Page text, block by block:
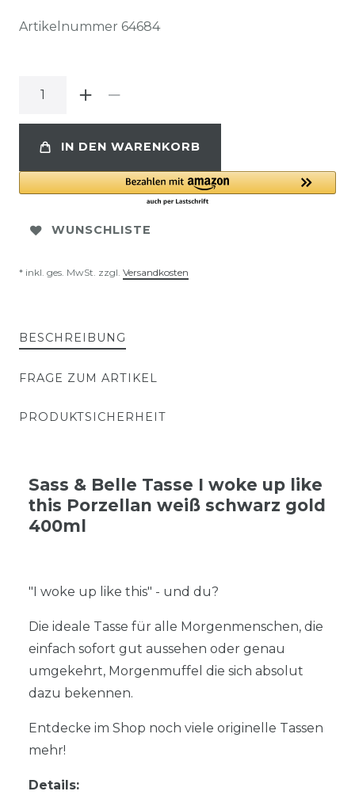
Artikelnummer 64684
IN DEN WARENKORB
WUNSCHLISTE
* inkl. ges. MwSt. zzgl. Versandkosten
BESCHREIBUNG
FRAGE ZUM ARTIKEL
PRODUKTSICHERHEIT
Sass & Belle Tasse I woke up like
this Porzellan weiß schwarz gold
400ml
"I woke up like this" - und du?
Die ideale Tasse für alle Morgenmenschen, die
einfach sofort gut aussehen oder genau
umgekehrt, Morgenmuffel die sich absolut
dazu bekennen.
Entdecke im Shop noch viele originelle Tassen
mehr!
Details: